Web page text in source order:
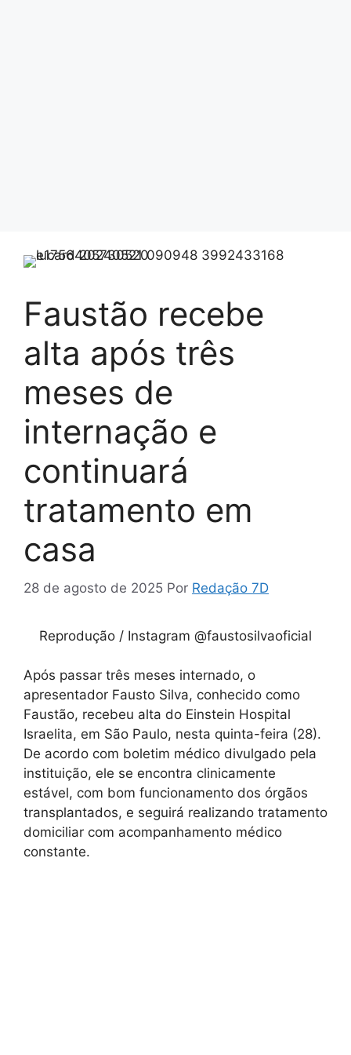
Faustão recebe
alta após três
meses de
internação e
continuará
tratamento em
casa
28 de agosto de 2025 Por Redação 7D
Reprodução / Instagram @faustosilvaoficial
Após passar três meses internado, o
apresentador Fausto Silva, conhecido como
Faustão, recebeu alta do Einstein Hospital
Israelita, em São Paulo, nesta quinta-feira (28).
De acordo com boletim médico divulgado pela
instituição, ele se encontra clinicamente
estável, com bom funcionamento dos órgãos
transplantados, e seguirá realizando tratamento
domiciliar com acompanhamento médico
constante.